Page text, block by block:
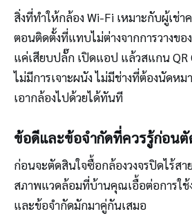
สิ่งที่ทำให้กล้อง Wi-Fi เหมาะกับผู้เช่
ตอนติดตั้งที่แทบไม่ต่างจากการวางข
แค่เสียบปลั๊ก เปิดแอป แล้วสแกน QR
ไม่มีการเจาะผนัง ไม่มีช่างที่ต้องนัดห
เอากล้องไปด้วยได้ทันที
ข้อดีและข้อจำกัดที่ควรรู้ก่อนตั
ก่อนจะตัดสินใจซื้อกล้องวงจรปิดไร้สา
สภาพแวดล้อมที่บ้านคุณเอื้อต่อการใช้
และข้อจำกัดมักมาคู่กันเสมอ